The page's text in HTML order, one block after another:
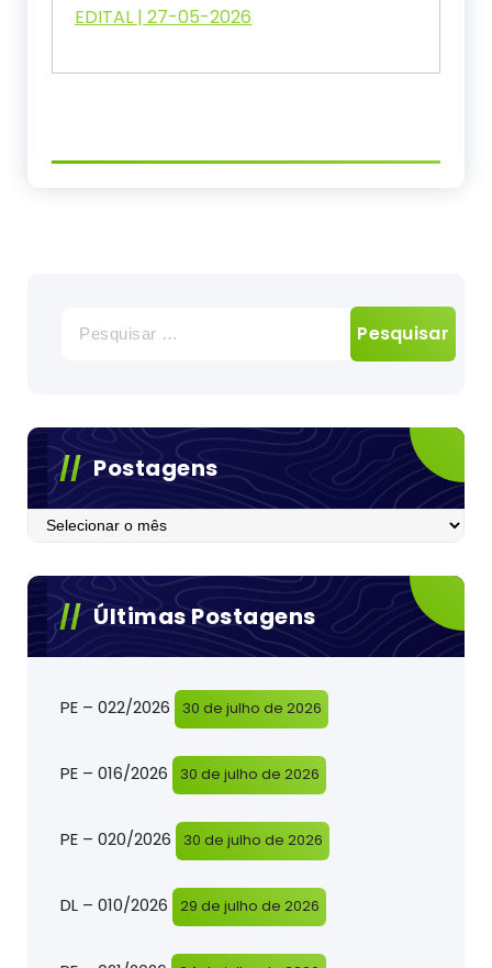
EDITAL | 27-05-2026
por:
Postagens
Postagens
Últimas Postagens
PE – 022/2026 30 de julho de 2026
PE – 016/2026 30 de julho de 2026
PE – 020/2026 30 de julho de 2026
DL – 010/2026 29 de julho de 2026